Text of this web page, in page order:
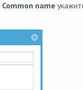
Common name